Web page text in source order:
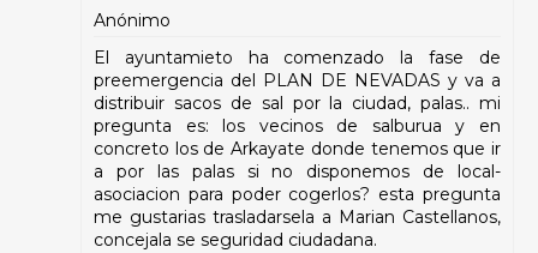
Anónimo
El ayuntamieto ha comenzado la fase de
preemergencia del PLAN DE NEVADAS y va a
distribuir sacos de sal por la ciudad, palas.. mi
pregunta es: los vecinos de salburua y en
concreto los de Arkayate donde tenemos que ir
a por las palas si no disponemos de local-
asociacion para poder cogerlos? esta pregunta
me gustarias trasladarsela a Marian Castellanos,
concejala se seguridad ciudadana.